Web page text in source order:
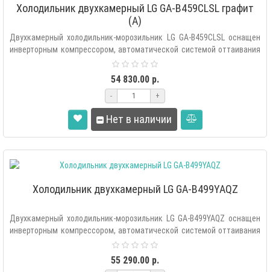
Холодильник двухкамерный LG GA-B459CLSL графит
(A)
Двухкамерный холодильник-морозильник LG GA-B459CLSL оснащен
инверторным компрессором, автоматической системой оттаивания
54 830.00 р.
- +
Нет в наличии
Холодильник двухкамерный LG GA-B499YAQZ
Двухкамерный холодильник-морозильник LG GA-B499YAQZ оснащен
инверторным компрессором, автоматической системой оттаивания
55 290.00 р.